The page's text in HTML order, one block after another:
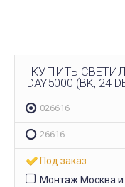
КУПИТЬ
DAY5000 (BK, 24
026616
26616
Под заказ
Монтаж Москва и